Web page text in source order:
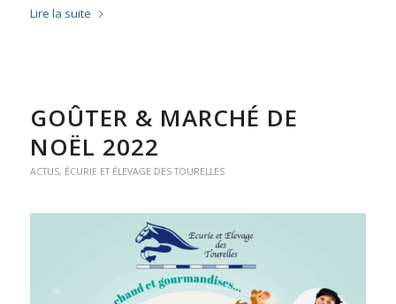
Lire la suite
GOÛTER & MARCHÉ DE
NOËL 2022
ACTUS, ÉCURIE ET ÉLEVAGE DES TOURELLES